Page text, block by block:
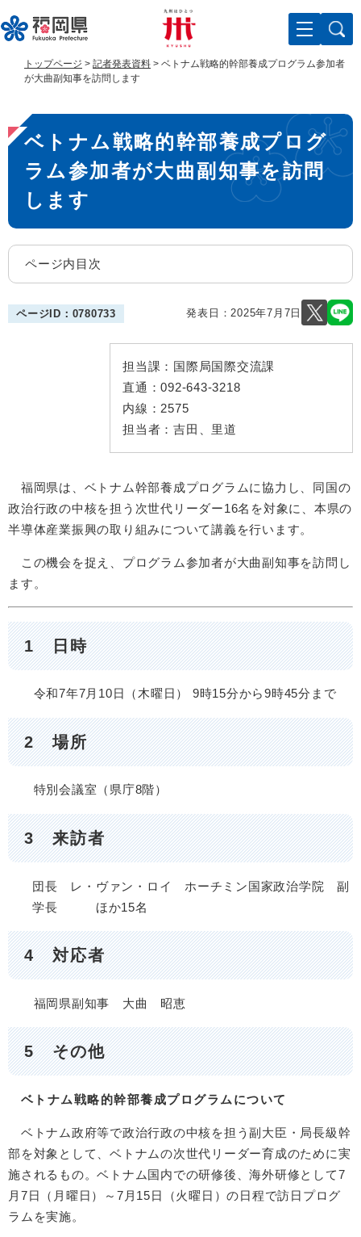
ー
ジ
す
。
ニ
ュ
し
て
トップページ > 記者発表資料 > ベトナム戦略的幹部養成プログラム参加者
が大曲副知事を訪問します
本
文
ベトナム戦略的幹部養成プログ
ラム参加者が大曲副知事を訪問
します
ページ内目次
ページID：0780733 発表日：2025年7月7日
担当課： 国際局国際交流課
直通：092-643-3218
内線： 2575
担当者： 吉田、里道
福岡県は、ベトナム幹部養成プログラムに協力し、同国の
政治行政の中核を担う次世代リーダー16名を対象に、本県の
半導体産業振興の取り組みについて講義を行います。
この機会を捉え、プログラム参加者が大曲副知事を訪問し
ます。
1 日時
令和7年7月10日（木曜日） 9時15分から9時45分まで
2 場所
特別会議室（県庁8階）
3 来訪者
団長 レ・ヴァン・ロイ ホーチミン国家政治学院 副
学長 ほか15名
4 対応者
福岡県副知事 大曲 昭恵
5 その他
ベトナム戦略的幹部養成プログラムについて​
ベトナム政府等で政治行政の中核を担う副大臣・局長級幹
部を対象として、ベトナムの次世代リーダー育成のために実
施されるもの。ベトナム国内での研修後、海外研修として7
月7日（月曜日）～7月15日（火曜日）の日程で訪日プログ
ラムを実施。